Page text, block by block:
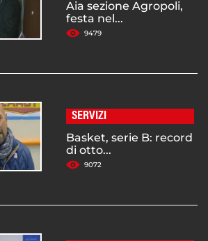
Aia sezione Agropoli,
festa nel...
9479
SERVIZI
Basket, serie B: record
di otto...
9072